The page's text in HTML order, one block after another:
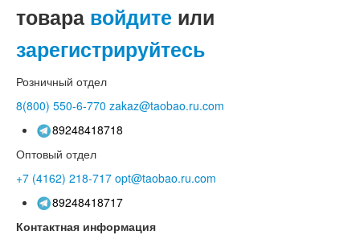
товара войдите или
зарегистрируйтесь
Розничный отдел
8(800) 550-6-770 zakaz@taobao.ru.com
89248418718
Оптовый отдел
+7 (4162) 218-717 opt@taobao.ru.com
89248418717
Контактная информация